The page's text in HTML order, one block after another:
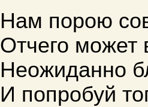
Нам порою
Отчего может
Неожиданно
И попробуй